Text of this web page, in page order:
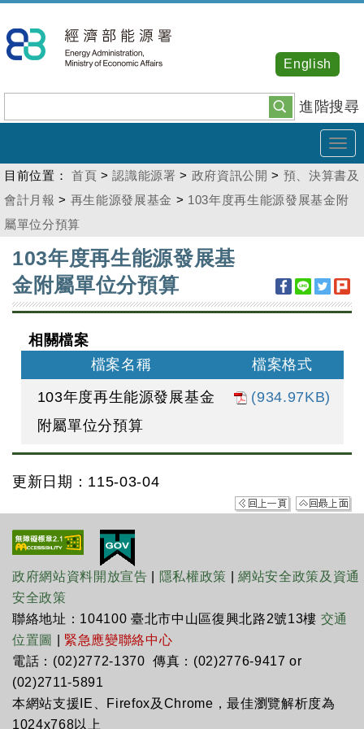
到
主
內
容
進階搜尋
English
目前位置： 首頁 >認識能源署 > 政府資訊公開 > 預、決算書及
會計月報 > 再生能源發展基金 > 103年度再生能源發展基金附
屬單位分預算
103年度再生能源發展基
金附屬單位分預算
相關檔案
檔案名稱
檔案格式
103年度再生能源發展基金
附屬單位分預算
(934.97KB)
更新日期：115-03-04
政府網站資料開放宣告 隱私權政策 |網站安全政策及資通
安全政策
聯絡地址：104100 臺北市中山區復興北路2號13樓 交通
位置圖
緊急應變聯絡中心
電話：(02)2772-1370 傳真：(02)2776-9417 or
(02)2711-5891
本網站支援IE、Firefox及Chrome，最佳瀏覽解析度為
1024x768以上